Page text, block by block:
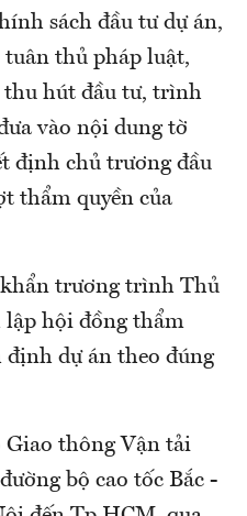
sách đầu tư dự án,
thủ pháp luật,
thu hút đầu tư, trình
vào nội dung tờ
định chủ trương đầu
thẩm quyền của
trương trình Thủ
hội đồng thẩm
dự án theo đúng
Giao thông Vận tải
bộ cao tốc Bắc -